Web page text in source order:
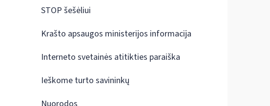
STOP šešėliui
Krašto apsaugos ministerijos informacija
Interneto svetainės atitikties paraiška
Ieškome turto savininkų
Nuorodos